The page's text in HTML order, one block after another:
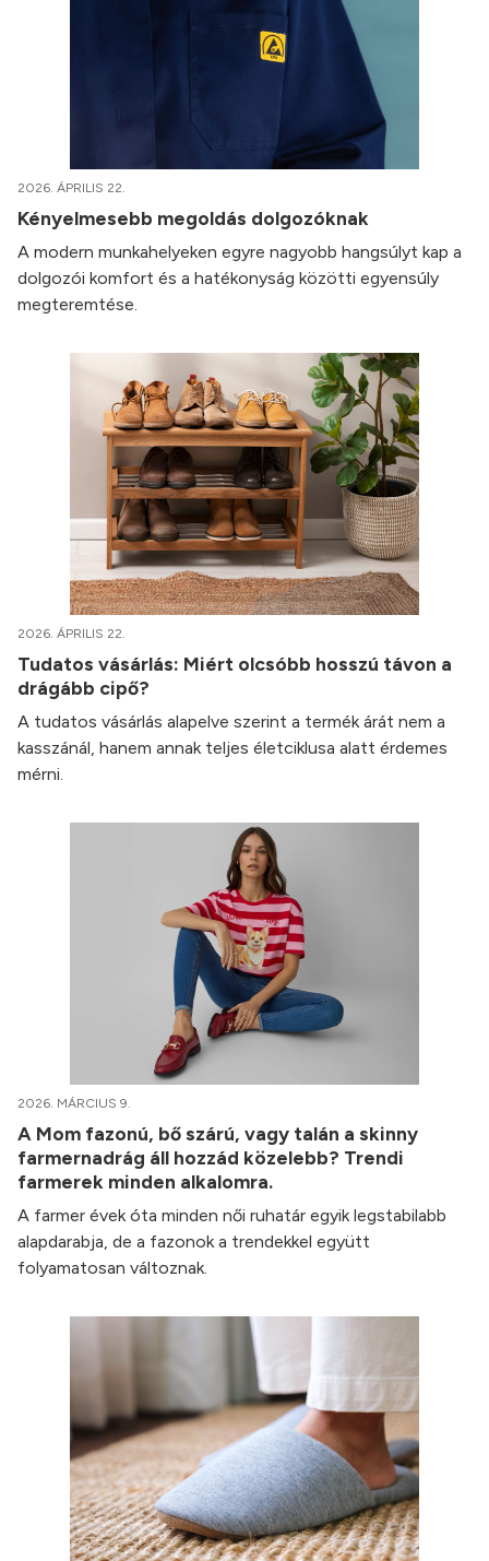
2026. ÁPRILIS 22.
Kényelmesebb megoldás dolgozóknak
A modern munkahelyeken egyre nagyobb hangsúlyt kap a
dolgozói komfort és a hatékonyság közötti egyensúly
megteremtése.
2026. ÁPRILIS 22.
Tudatos vásárlás: Miért olcsóbb hosszú távon a
drágább cipő?
A tudatos vásárlás alapelve szerint a termék árát nem a
kasszánál, hanem annak teljes életciklusa alatt érdemes
mérni.
2026. MÁRCIUS 9.
A Mom fazonú, bő szárú, vagy talán a skinny
farmernadrág áll hozzád közelebb? Trendi
farmerek minden alkalomra.
A farmer évek óta minden női ruhatár egyik legstabilabb
alapdarabja, de a fazonok a trendekkel együtt
folyamatosan változnak.